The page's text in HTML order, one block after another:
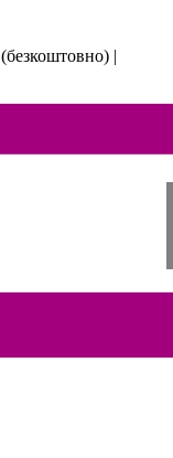
(безкоштовно) |